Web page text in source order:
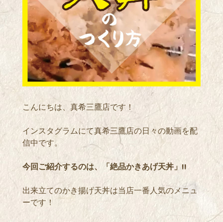
こんにちは、真希三鷹店です！
インスタグラムにて真希三鷹店の日々の動画を配
信中です。
今回ご紹介するのは、「絶品かきあげ天丼」!!
出来立てのかき揚げ天丼は当店一番人気のメニュ
ーです！